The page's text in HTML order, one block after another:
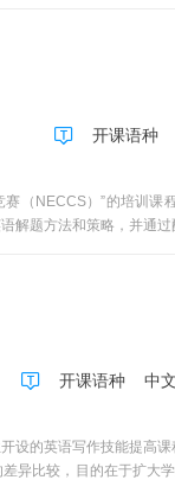
开放课程的选择标准、
开课语种
（NECCS）”的培训
解题方法和策略，并通
题讨论（每讲不少于3
,因题量大，题型多，请
开课语种 中文
设的英语写作技能提高
异比较，目的在于扩大